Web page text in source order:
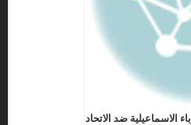
الاسماعيلية ضد الاتحاد